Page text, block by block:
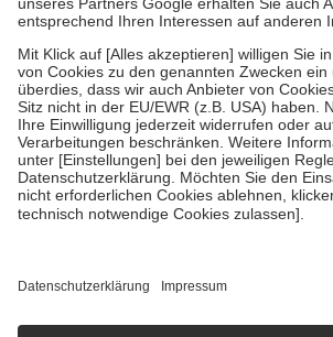
Um das Engagement der Versicherten für ihre
stärken und die besondere Stellung der
fallenkeine Zuzahlungenan bei:
• Kindern und Jugendlichen bis zum
mit Ausnahme der Fahrkosten
• Untersuchungen zur Vorsorge und
GKV getragen werden
• empfohlenen Schutzimpfungen
• Harn- und Blutteststreifen
getroffen, um sicherzustellen, dass es sich um
https://help.etrusted.com/hc/de/articles/